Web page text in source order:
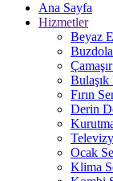
Ana Sayfa
Hizmetler
Beyaz
Fırın
Derin
Ocak
Klima